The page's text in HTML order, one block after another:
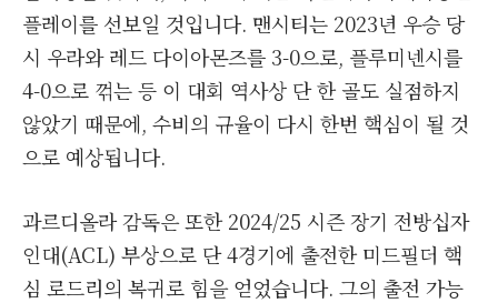
플레이를 선보일 것입니다. 맨시티는 2023년 우승 당
시 우라와 레드 다이아몬즈를 3-0으로, 플루미넨시를
4-0으로 꺾는 등 이 대회 역사상 단 한 골도 실점하지
않았기 때문에, 수비의 규율이 다시 한번 핵심이 될 것
으로 예상됩니다.
과르디올라 감독은 또한 2024/25 시즌 장기 전방십자
인대(ACL) 부상으로 단 4경기에 출전한 미드필더 핵
심 로드리의 복귀로 힘을 얻었습니다. 그의 출전 가능